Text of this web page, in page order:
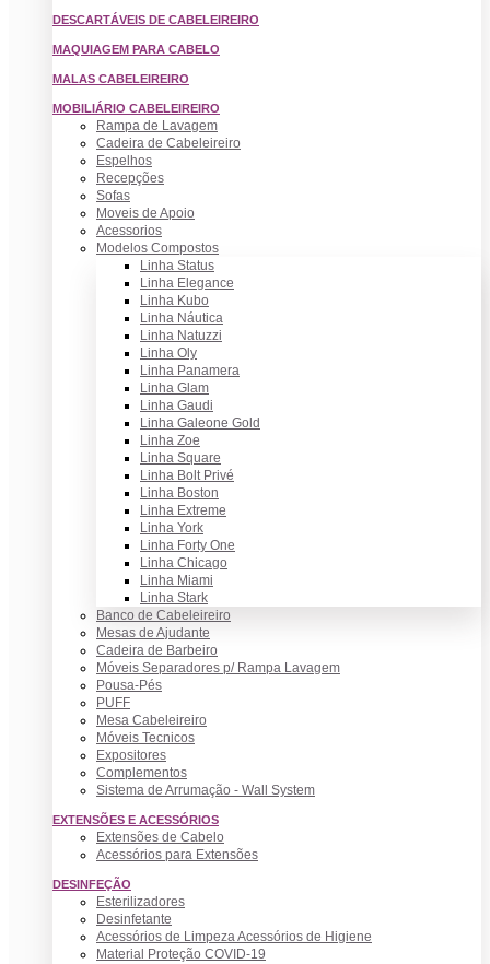
DESCARTÁVEIS DE CABELEIREIRO
MAQUIAGEM PARA CABELO
MALAS CABELEIREIRO
MOBILIÁRIO CABELEIREIRO
Rampa de Lavagem
Cadeira de Cabeleireiro
Espelhos
Recepções
Sofas
Moveis de Apoio
Acessorios
Modelos Compostos
Linha Status
Linha Elegance
Linha Kubo
Linha Náutica
Linha Natuzzi
Linha Oly
Linha Panamera
Linha Glam
Linha Gaudi
Linha Galeone Gold
Linha Zoe
Linha Square
Linha Bolt Privé
Linha Boston
Linha Extreme
Linha York
Linha Forty One
Linha Chicago
Linha Miami
Linha Stark
Banco de Cabeleireiro
Mesas de Ajudante
Cadeira de Barbeiro
Móveis Separadores p/ Rampa Lavagem
Pousa-Pés
PUFF
Mesa Cabeleireiro
Móveis Tecnicos
Expositores
Complementos
Sistema de Arrumação - Wall System
EXTENSÕES E ACESSÓRIOS
Extensões de Cabelo
Acessórios para Extensões
DESINFEÇÃO
Esterilizadores
Desinfetante
Acessórios de Limpeza Acessórios de Higiene
Material Proteção COVID-19